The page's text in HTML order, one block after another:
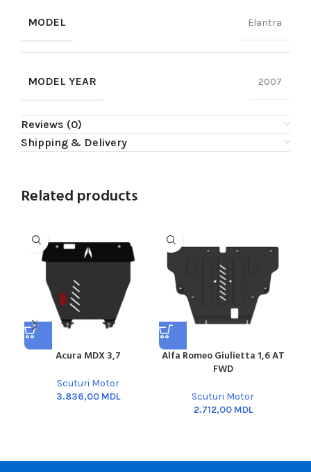
MODEL Elantra
MODEL YEAR 2007
Reviews (0)
Shipping & Delivery
Related products
Acura MDX 3,7
Scuturi Motor
MDL
Alfa Romeo Giulietta 1,6 AT
FWD
Scuturi Motor
MDL